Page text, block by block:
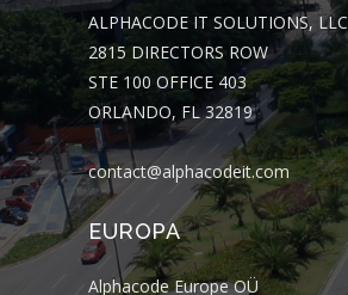
ALPHACODE IT SOLUTIONS, LLC
2815 DIRECTORS ROW
STE 100 OFFICE 403
ORLANDO, FL 32819
contact@alphacodeit.com
EUROPA
Alphacode Europe OÜ